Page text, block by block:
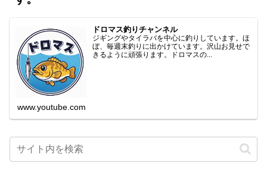
ドロマス釣りチャンネル
ジギングやタイラバを中心に釣りしています。ほ
ぼ、毎週末釣りに出かけています。沢山お見せで
きるように頑張ります。ドロマスの...
www.youtube.com